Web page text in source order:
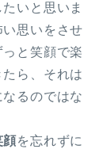
いと思いま
思いをさせ
と笑顔で楽
ら、それは
るのではな
顔を忘れずに